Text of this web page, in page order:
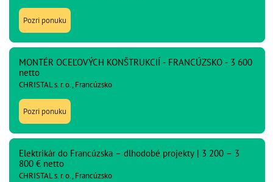
Pozri ponuku
MONTÉR OCEĽOVÝCH KONŠTRUKCIÍ - FRANCÚZSKO - 3 600
netto
CHRISTAL s. r. o., Francúzsko
Pozri ponuku
Elektrikár do Francúzska – dlhodobé projekty | 3 200 – 3
800 € netto
CHRISTAL s. r. o., Francúzsko